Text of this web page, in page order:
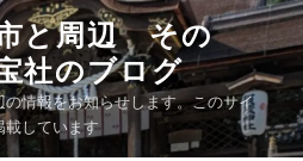
と周辺 その
社のブログ
情報をお知らせします。このサイ
載しています